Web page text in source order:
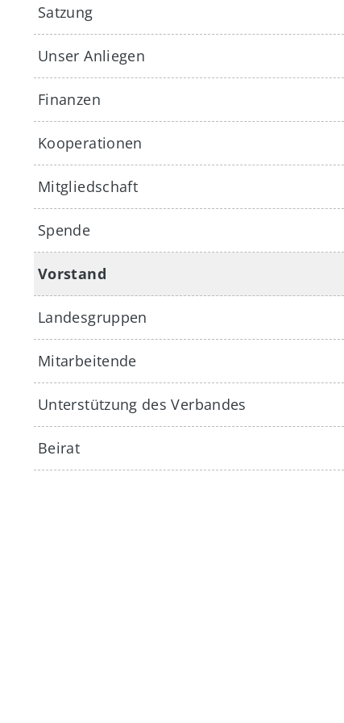
Satzung
Unser Anliegen
Finanzen
Kooperationen
Mitgliedschaft
Spende
Vorstand
Landesgruppen
Mitarbeitende
Unterstützung des Verbandes
Beirat